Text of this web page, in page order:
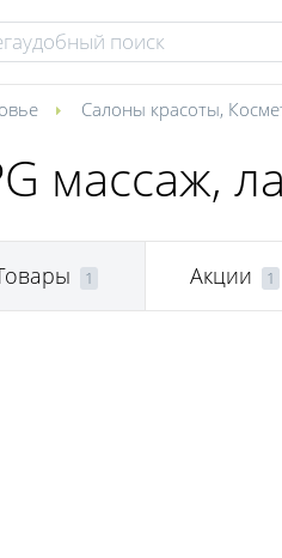
Салоны красоты,
массаж,
1 Акции 1